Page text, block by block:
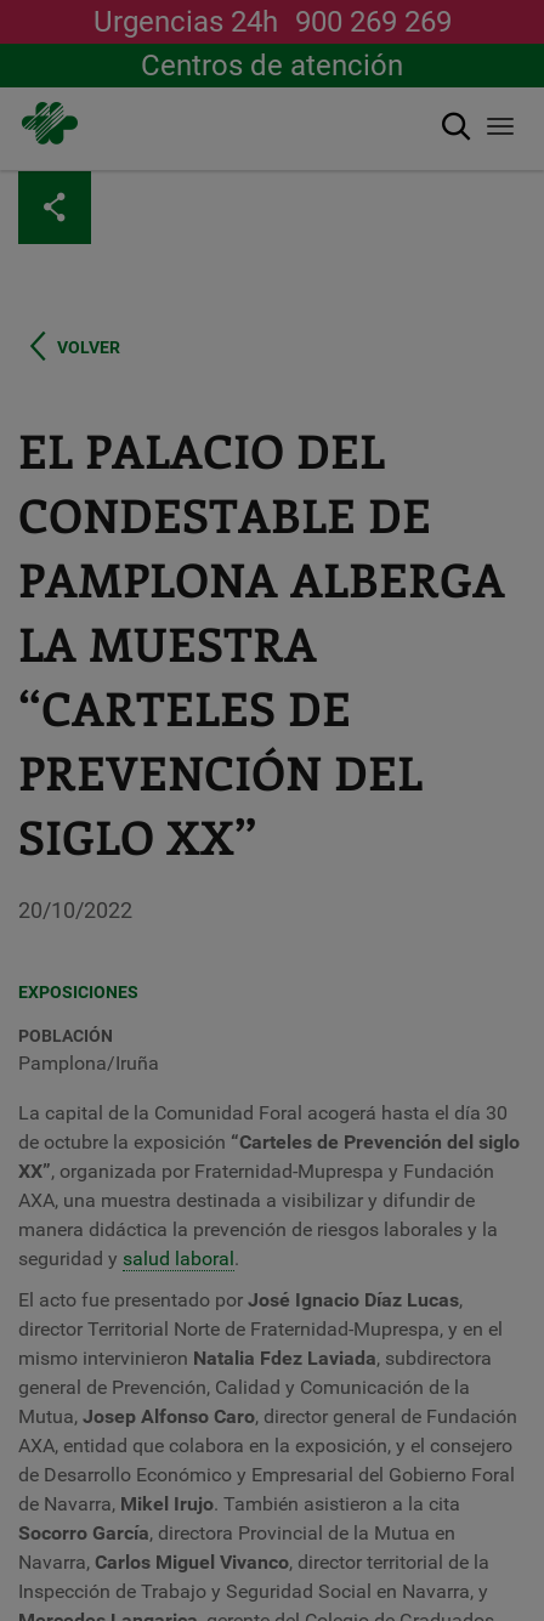
contenido
principal
Urgencias 24h 900 269 269
Centros de atención
Buscar
VOLVER
EL PALACIO DEL
CONDESTABLE DE
PAMPLONA ALBERGA
LA MUESTRA
“CARTELES DE
PREVENCIÓN DEL
SIGLO XX”
20/10/2022
EXPOSICIONES
POBLACIÓN
Pamplona/Iruña
La capital de la Comunidad Foral acogerá hasta el día 30
de octubre la exposición “Carteles de Prevención del siglo
XX”, organizada por Fraternidad-Muprespa y Fundación
AXA, una muestra destinada a visibilizar y difundir de
manera didáctica la prevención de riesgos laborales y la
seguridad y salud laboral.
El acto fue presentado por José Ignacio Díaz Lucas,
director Territorial Norte de Fraternidad-Muprespa, y en el
mismo intervinieron Natalia Fdez Laviada, subdirectora
general de Prevención, Calidad y Comunicación de la
Mutua, Josep Alfonso Caro, director general de Fundación
AXA, entidad que colabora en la exposición, y el consejero
de Desarrollo Económico y Empresarial del Gobierno Foral
de Navarra, Mikel Irujo. También asistieron a la cita
Socorro García, directora Provincial de la Mutua en
Navarra, Carlos Miguel Vivanco, director territorial de la
Inspección de Trabajo y Seguridad Social en Navarra, y